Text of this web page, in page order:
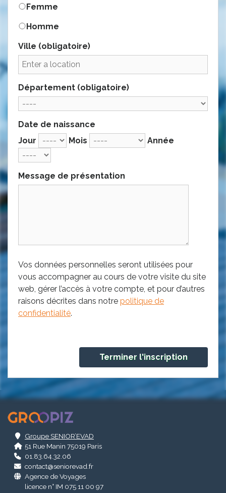
Femme
Homme
Ville (obligatoire)
Département (obligatoire)
Date de naissance
Jour
Mois Année
Message de présentation
Vos données personnelles seront utilisées pour
vous accompagner au cours de votre visite du site
web, gérer l’accès à votre compte, et pour d’autres
raisons décrites dans notre politique de
confidentialité.
Groupe SENIOR’EVAD
51 Rue Manin 75019 Paris
01.83.64.32.06
contact@seniorevad.fr
Agence de Voyages
licence n° IM 075 11 00 97